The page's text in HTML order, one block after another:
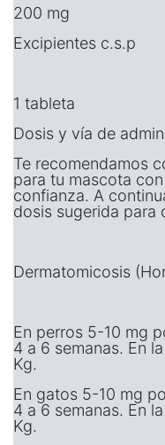
200 mg
Excipientes c.s.p
1 tableta
Dosis y vía de
Te recomendamos
para tu mascota
confianza. A
dosis sugerida para
Dermatomicosis
En perros 5-10 mg
4 a 6 semanas. En
Kg.
En gatos 5-10 mg
4 a 6 semanas. En
Kg.